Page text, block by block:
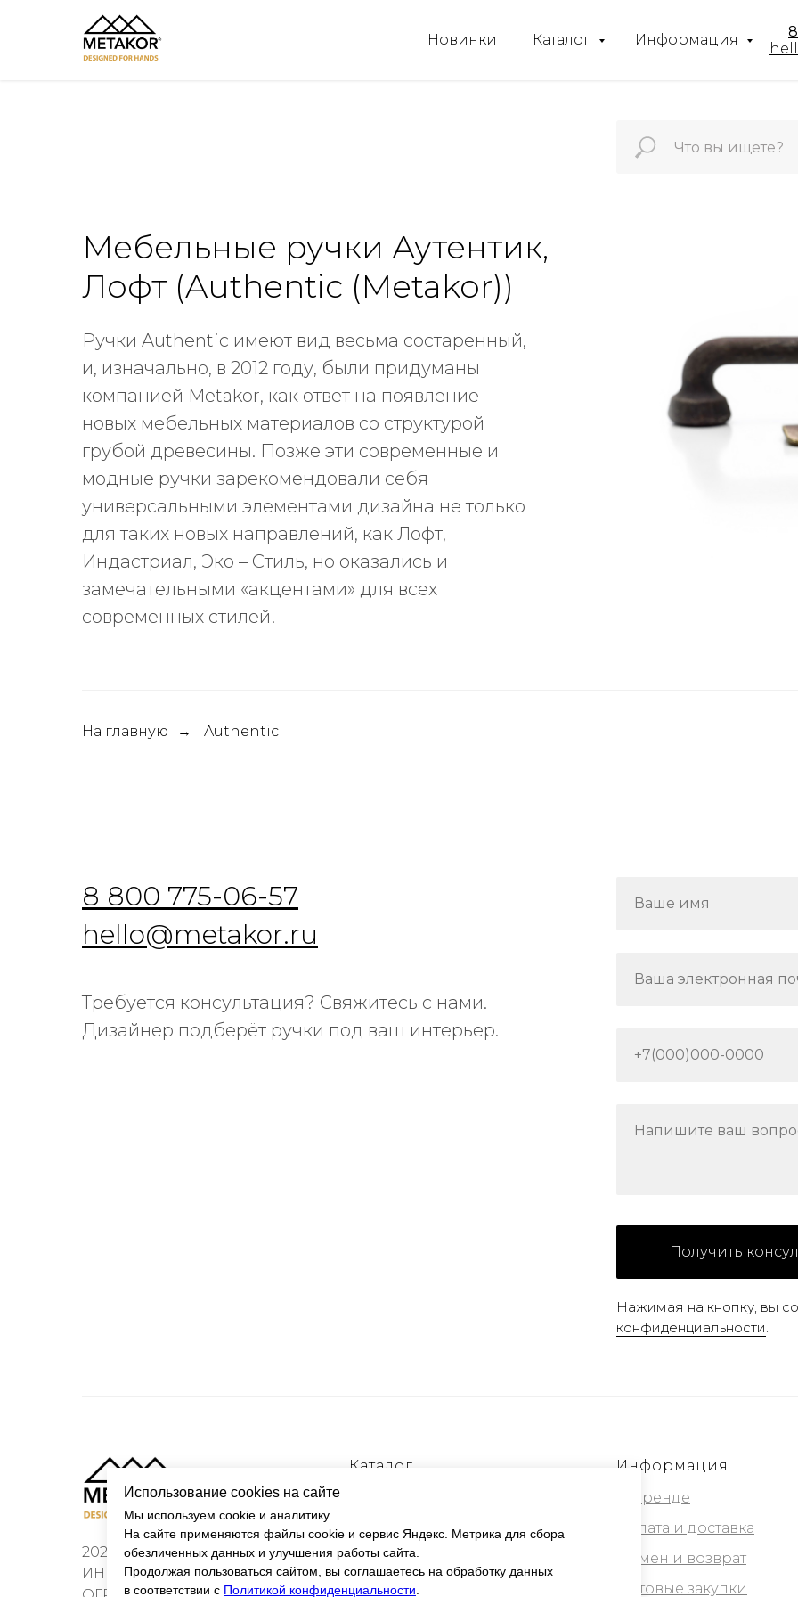
Новинки Каталог Информация
Мебельные ручки Аутентик,
Лофт (Authentic (Metakor))
Ручки Authentic имеют вид весьма состаренный,
и, изначально, в 2012 году, были придуманы
компанией Metakor, как ответ на появление
новых мебельных материалов со структурой
грубой древесины. Позже эти современные и
модные ручки зарекомендовали себя
универсальными элементами дизайна не только
для таких новых направлений, как Лофт,
Индастриал, Эко – Стиль, но оказались и
замечательными «акцентами» для всех
современных стилей!
На главную → Authentic
Использование cookies на сайте
Мы используем cookie и аналитику.
На сайте применяются файлы cookie и сервис Яндекс. Метрика для сбора
обезличенных данных и улучшения работы сайта.
Продолжая пользоваться сайтом, вы соглашаетесь на обработку данных
в соответствии с Политикой конфиденциальности.
8 800 775-06-57
hello@metakor.ru
Требуется консультация? Свяжитесь с нами.
Дизайнер подберёт ручки под ваш интерьер.
Ваше имя
Ваша электронная
+7(000)000-0000
Напишите ваш
Получить
Нажимая на кнопку, вы
конфиденциальности
2020 © ИП Горбунов П.В.
ИНН 780400667769
Каталог
Модерн
Аутентик, Лофт
Ручки-ракушки
Информация
О бренде
Оплата и доставка
Обмен и возврат
Оптовые закупки